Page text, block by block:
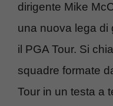
dirigente Mike
una nuova lega di
il PGA Tour. Si
squadre formate
Tour in un testa a